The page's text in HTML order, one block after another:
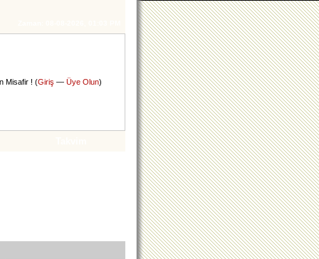
Misafir ! (Giriş — Üye Olun)